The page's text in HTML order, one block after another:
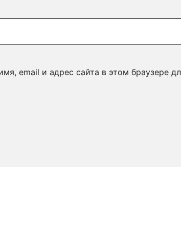
email и адрес сайта в этом браузере